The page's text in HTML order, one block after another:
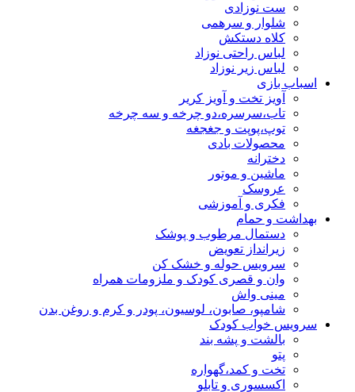
ست نوزادی
شلوار و سرهمی
کلاه دستکش
لباس راحتی نوزاد
لباس زیر نوزاد
اسباب بازی
آویز تخت و آویز کریر
تاب،سرسره،دو چرخه و سه چرخه
توپ،پوپت و جغجغه
محصولات بادی
دخترانه
ماشین و موتور
عروسک
فکری و آموزشی
بهداشت و حمام
دستمال مرطوب و پوشک
زیرانداز تعویض
سرویس حوله و خشک کن
وان و قصری کودک و ملزومات همراه
مینی واش
شامپو، صابون، لوسیون، پودر و کرم و روغن بدن
سرویس خواب کودک
بالشت و پشه بند
پتو
تخت و کمد،گهواره
اکسسوری و تابلو